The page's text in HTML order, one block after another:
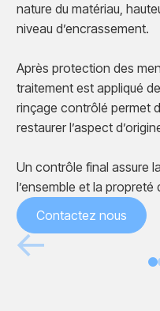
Avant
nature du matériau,
niveau d’encrassement.
Après protection des
traitement est appliqué
rinçage contrôlé permet
restaurer l’aspect
Un contrôle final assure
l’ensemble et la
Contactez nous